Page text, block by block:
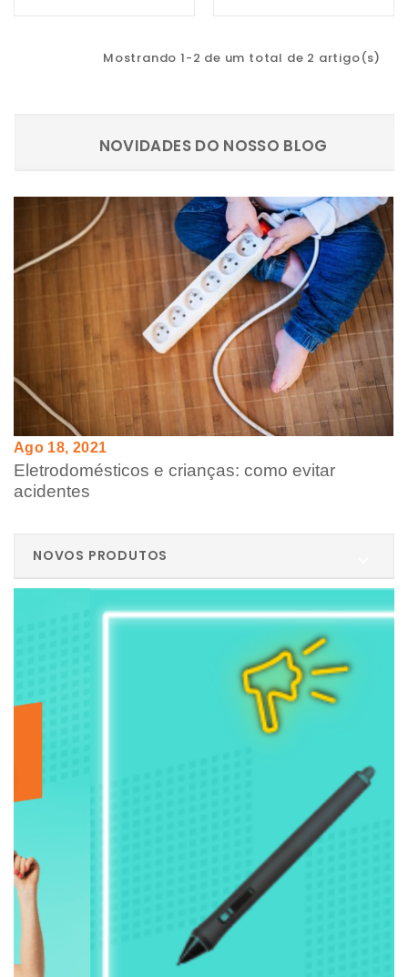
Mostrando 1-2 de um total de 2 artigo(s)
Ago 18, 2021
Eletrodomésticos e crianças: como evitar
acidentes
NOVIDADES DO NOSSO BLOG
NOVOS PRODUTOS